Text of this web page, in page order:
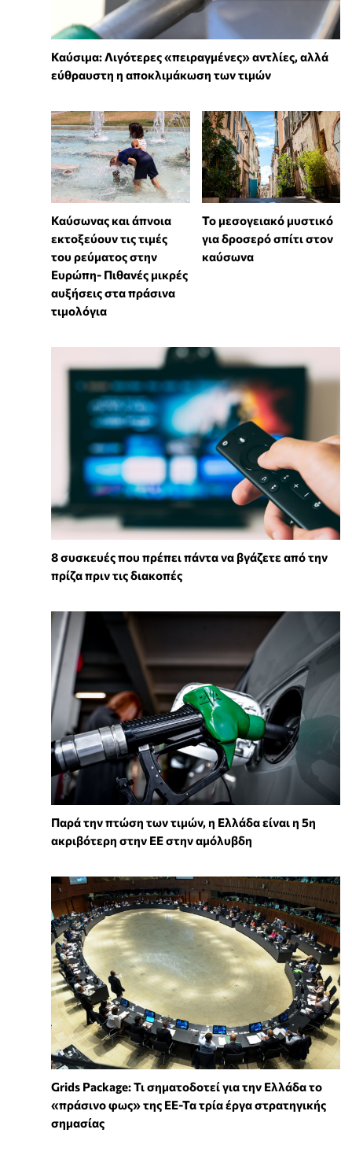
Καύσιμα: Λιγότερες «πειραγμένες» αντλίες, αλλά
εύθραυστη η αποκλιμάκωση των τιμών
Καύσωνας και άπνοια
εκτοξεύουν τις τιμές
του ρεύματος στην
Ευρώπη- Πιθανές μικρές
αυξήσεις στα πράσινα
τιμολόγια
Το μεσογειακό μυστικό
για δροσερό σπίτι στον
καύσωνα
8 συσκευές που πρέπει πάντα να βγάζετε από την
πρίζα πριν τις διακοπές
Παρά την πτώση των τιμών, η Ελλάδα είναι η 5η
ακριβότερη στην ΕΕ στην αμόλυβδη
Grids Package: Τι σηματοδοτεί για την Ελλάδα το
«πράσινο φως» της ΕΕ-Τα τρία έργα στρατηγικής
σημασίας